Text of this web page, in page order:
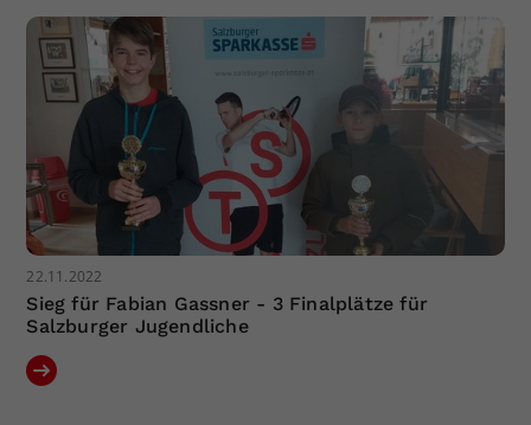
22.11.2022
Sieg für Fabian Gassner - 3 Finalplätze für
Salzburger Jugendliche